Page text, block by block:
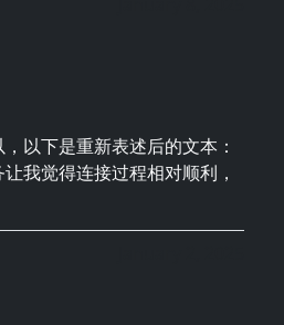
以下是重新表述后的文本：
我觉得连接过程相对顺利，